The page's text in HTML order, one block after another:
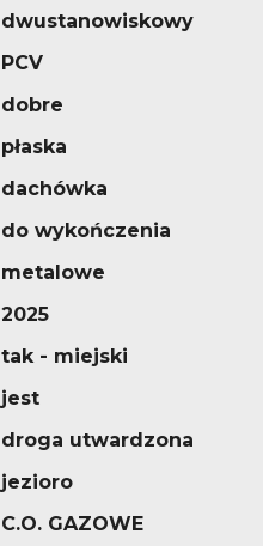
dwustanowiskowy
PCV
dobre
płaska
dachówka
do wykończenia
metalowe
2025
tak - miejski
jest
droga utwardzona
jezioro
C.O. GAZOWE